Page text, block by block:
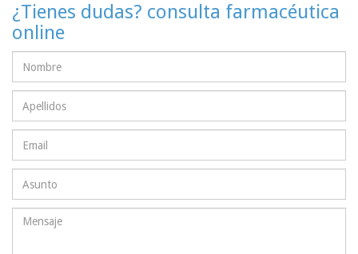
¿Tienes dudas? consulta farmacéutica
online